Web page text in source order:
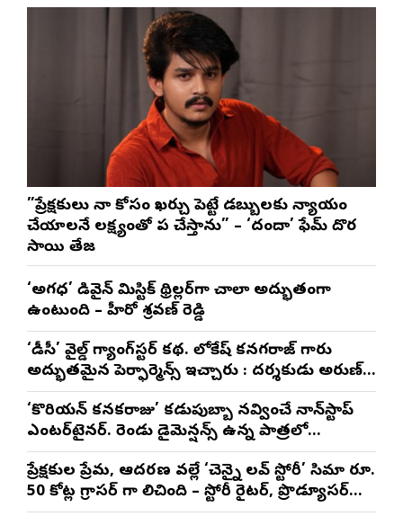
”ప్రేక్షకులు నా కోసం ఖర్చు పెట్టే డబ్బులకు న్యాయం
చేయాలనే లక్ష్యంతో పని చేస్తాను” – ‘దందా’ ఫేమ్ దొర
సాయి తేజ
‘అగధ’ డివైన్ మిస్టిక్ థ్రిల్లర్‌గా చాలా అద్భుతంగా
ఉంటుంది – హీరో శ్రవణ్ రెడ్డి
‘డీసీ’ వైల్డ్ గ్యాంగ్‌స్టర్ కథ. లోకేష్ కనగరాజ్ గారు
అద్భుతమైన పెర్ఫార్మెన్స్ ఇచ్చారు : దర్శకుడు అరుణ్
మాథేశ్వరన్
‘కొరియన్ కనకరాజు’ కడుపుబ్బా నవ్వించే నాన్‌స్టాప్
ఎంటర్‌టైనర్. రెండు డైమెన్షన్స్ ఉన్న పాత్రలో
నటించడం చాలా సంతృప్తినిచ్చింది : వరుణ్ తేజ్
ప్రేక్షకుల ప్రేమ, ఆదరణ వల్లే ‘చెన్నై లవ్ స్టోరీ’ సినిమా రూ.
50 కోట్ల గ్రాసర్ గా నిలిచింది – స్టోరీ రైటర్, ప్రొడ్యూసర్
సాయి రాజేష్